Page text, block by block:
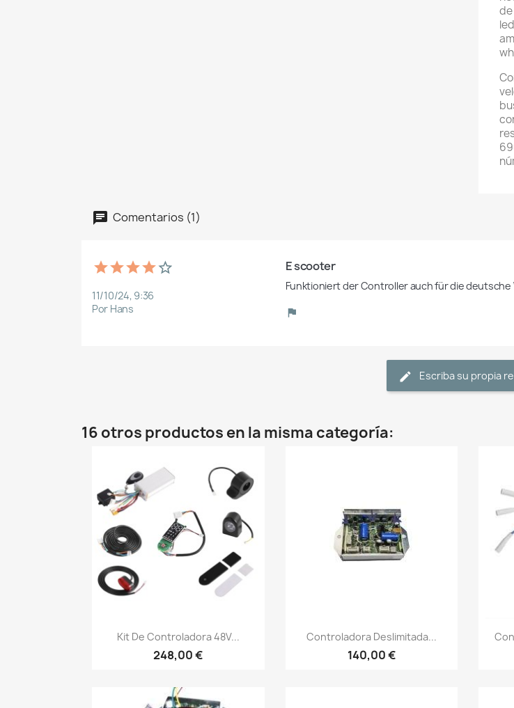
Comentarios (1)
11/10/24, 9:36
Por Hans
E scooter
Funktioniert der Controller auch für die deutsche
Escriba su propia
16 otros productos en la misma categoría:
Vista rápida
Kit De Controladora 48V...
248,00 €
Vista rápida
Controladora Deslimitada...
140,00 €